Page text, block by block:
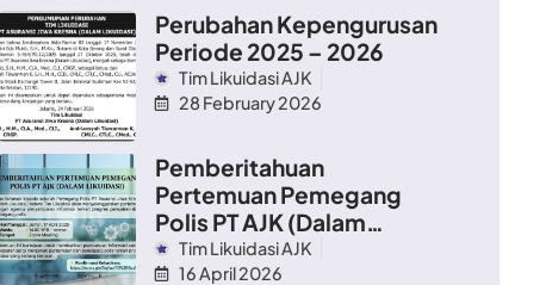
Perubahan Kepengurusan
Periode 2025 – 2026
Tim Likuidasi AJK
28 February 2026
Pemberitahuan
Pertemuan Pemegang
Polis PT AJK (Dalam
Likuidasi)
Tim Likuidasi AJK
16 April 2026